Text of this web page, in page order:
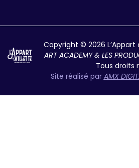
Copyright © 2026
ART ACADEMY & LES
Tous droits
Site réalisé par AMX